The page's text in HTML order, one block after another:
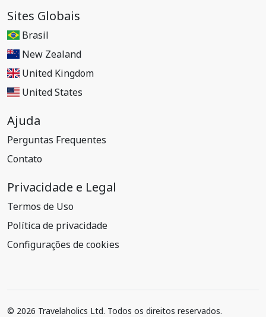
Sites Globais
Brasil
New Zealand
United Kingdom
United States
Ajuda
Perguntas Frequentes
Contato
Privacidade e Legal
Termos de Uso
Política de privacidade
Configurações de cookies
© 2026 Travelaholics Ltd. Todos os direitos reservados.